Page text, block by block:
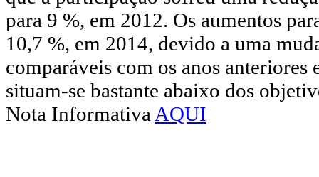
para 9 %, em 2012. Os aumentos
10,7 %, em 2014, devido a uma
comparáveis com os anos anteriores
situam-se bastante abaixo dos
Nota Informativa AQUI